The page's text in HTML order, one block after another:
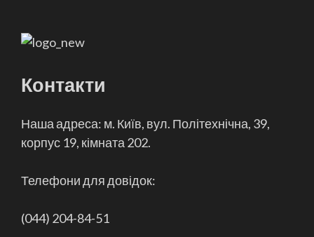
Контакти
Наша адреса: м. Київ, вул. Політехнічна, 39,
корпус 19, кімната 202.
Телефони для довідок:
(044) 204-84-51